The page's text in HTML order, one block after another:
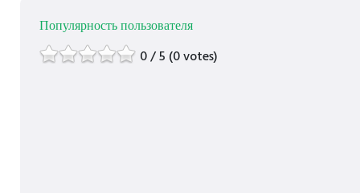
Популярность пользователя
0 / 5 (0 votes)